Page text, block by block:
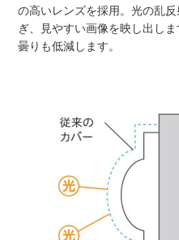
の高いレンズを採用。光の乱
ぎ、見やすい画像を映し出し
曇りも低減します。